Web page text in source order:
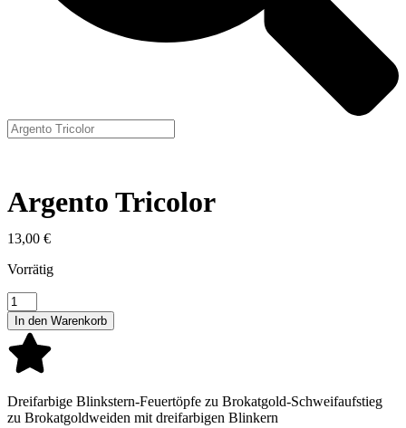
Argento Tricolor
13,00 €
Vorrätig
In den Warenkorb
Dreifarbige Blinkstern-Feuertöpfe zu Brokatgold-Schweifaufstieg
zu Brokatgoldweiden mit dreifarbigen Blinkern